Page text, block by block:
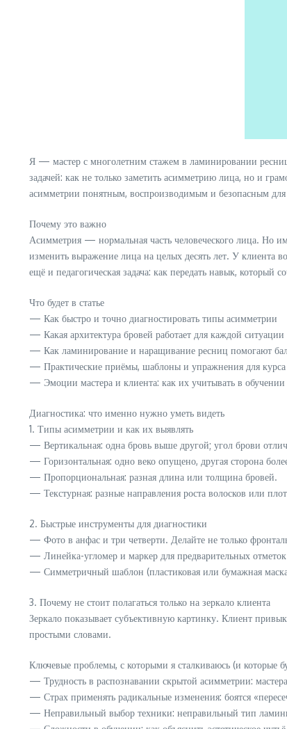
Я — мастер с многолетним стажем в ламинировании ресниц
задачей: как не только заметить асимметрию лица, но и
асимметрии понятным, воспроизводимым и безопасным
Почему это важно
Асимметрия — нормальная часть человеческого лица. Но
изменить выражение лица на целых десять лет. У клиента
ещё и педагогическая задача: как передать навык, который
Что будет в статье
— Как быстро и точно диагностировать типы асимметрии
— Какая архитектура бровей работает для каждой ситуации
— Как ламинирование и наращивание ресниц помогают
— Практические приёмы, шаблоны и упражнения для курса
— Эмоции мастера и клиента: как их учитывать в обучении
Диагностика: что именно нужно уметь видеть
1. Типы асимметрии и как их выявлять
— Вертикальная: одна бровь выше другой; угол брови
— Горизонтальная: одно веко опущено, другая сторона
— Пропорциональная: разная длина или толщина бровей.
— Текстурная: разные направления роста волосков или
2. Быстрые инструменты для диагностики
— Фото в анфас и три четверти. Делайте не только
— Линейка-угломер и маркер для предварительных
— Симметричный шаблон (пластиковая или бумажная
3. Почему не стоит полагаться только на зеркало клиента
Зеркало показывает субъективную картинку. Клиент
простыми словами.
Ключевые проблемы, с которыми я сталкиваюсь (и которые
— Трудность в распознавании скрытой асимметрии:
— Страх применять радикальные изменения: боятся
— Неправильный выбор техники: неправильный тип